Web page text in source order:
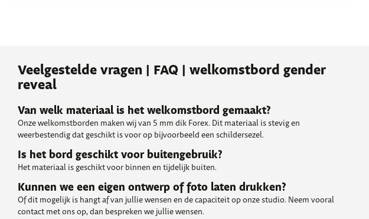
Veelgestelde vragen | FAQ | welkomstbord gender
reveal
Van welk materiaal is het welkomstbord gemaakt?
Onze welkomstborden maken wij van 5 mm dik Forex. Dit materiaal is stevig en
weerbestendig dat geschikt is voor op bijvoorbeeld een schildersezel.
Is het bord geschikt voor buitengebruik?
Het materiaal is geschikt voor binnen en tijdelijk buiten.
Kunnen we een eigen ontwerp of foto laten drukken?
Of dit mogelijk is hangt af van jullie wensen en de capaciteit op onze studio. Neem vooral
contact met ons op, dan bespreken we jullie wensen.